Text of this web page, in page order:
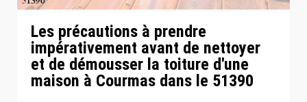
Les précautions à prendre
impérativement avant de nettoyer
et de démousser la toiture d'une
maison à Courmas dans le 51390